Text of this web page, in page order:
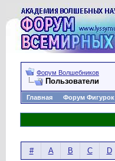
Форум Волшебников
Пользователи
Главная Форум Фигурок
# A B C D